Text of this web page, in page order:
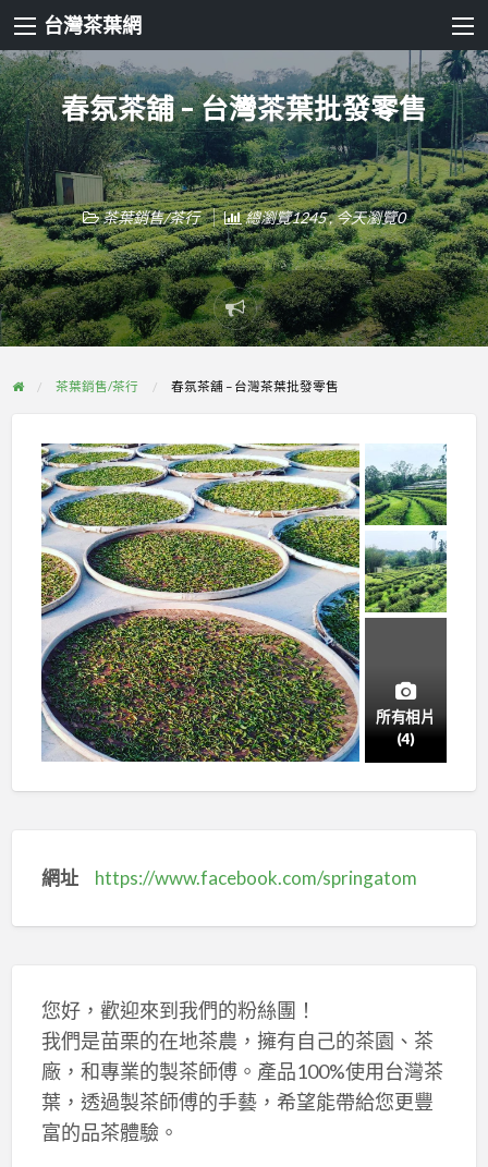
台灣茶葉網
春氛茶舖 – 台灣茶葉批發零售
茶葉銷售/茶行 總瀏覽1245 , 今天瀏覽0
Report
problem
茶葉銷售/茶行 春氛茶舖 – 台灣茶葉批發零售
所有相片
(4)
網址 https://www.facebook.com/springatom
您好，歡迎來到我們的粉絲團！
我們是苗栗的在地茶農，擁有自己的茶園、茶
廠，和專業的製茶師傅。產品100%使用台灣茶
葉，透過製茶師傅的手藝，希望能帶給您更豐
富的品茶體驗。